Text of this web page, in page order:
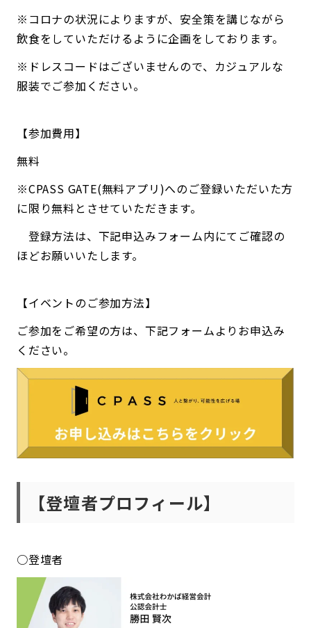
※コロナの状況によりますが、安全策を講じながら
飲食をしていただけるように企画をしております。
※ドレスコードはございませんので、カジュアルな
服装でご参加ください。
【参加費用】
無料
※CPASS GATE(無料アプリ)へのご登録いただいた方
に限り無料とさせていただきます。
登録方法は、下記申込みフォーム内にてご確認の
ほどお願いいたします。
【イベントのご参加方法】
ご参加をご希望の方は、下記フォームよりお申込み
ください。
【登壇者プロフィール】
○登壇者